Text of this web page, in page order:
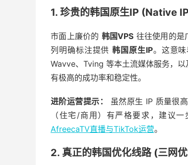
1. 珍贵的韩国原生IP (Native
市面上廉价的 韩国VPS 往往使用的
列明确标注提供韩国原生IP。这意
Wavve、Tving 等本土流媒体服务，
有极高的成功率和稳定性。
进阶运营提示：
虽然原生 IP 质量很
（住宅/商用）有严格要求，建议一
AfreecaTV直播与TikTok运营。
2. 真正的韩国优化线路 (三网